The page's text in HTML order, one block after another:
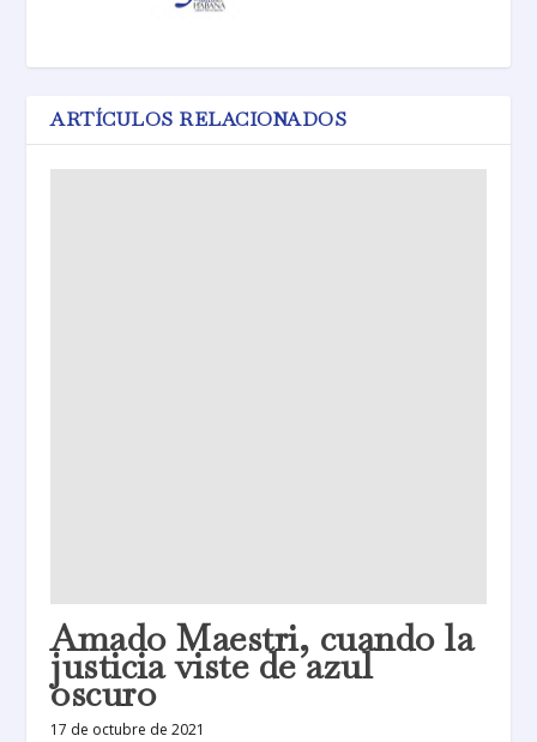
ARTÍCULOS RELACIONADOS
Amado Maestri, cuando la
justicia viste de azul
oscuro
17 de octubre de 2021